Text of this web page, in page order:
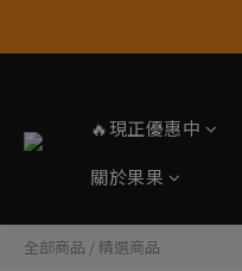
🔥現正優惠中
關於果果
全部商品 /精選商品